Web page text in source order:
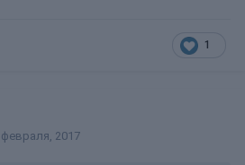
1
февраля, 2017